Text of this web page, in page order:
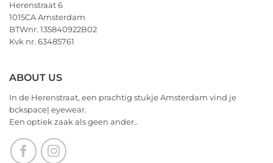
en
het
allerbeste
voor
Herenstraat 6
1015CA Amsterdam
BTWnr. 135840922B02
Kvk nr. 63485761
ABOUT US
In de Herenstraat, een prachtig stukje Amsterdam vind je
bckspace| eyewear.
Een optiek zaak als geen ander..